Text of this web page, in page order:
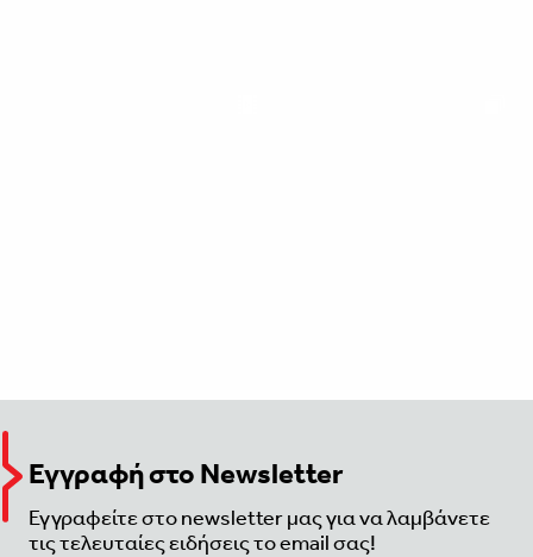
Εγγραφή στο Newsletter
Εγγραφείτε στο newsletter μας για να λαμβάνετε
τις τελευταίες ειδήσεις το email σας!